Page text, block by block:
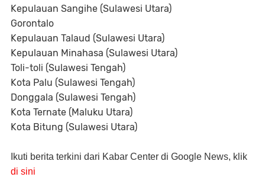
Kepulauan Sangihe (Sulawesi Utara)
Gorontalo
Kepulauan Talaud (Sulawesi Utara)
Kepulauan Minahasa (Sulawesi Utara)
Toli-toli (Sulawesi Tengah)
Kota Palu (Sulawesi Tengah)
Donggala (Sulawesi Tengah)
Kota Ternate (Maluku Utara)
Kota Bitung (Sulawesi Utara)
Ikuti berita terkini dari Kabar Center di Google News, klik
di sini